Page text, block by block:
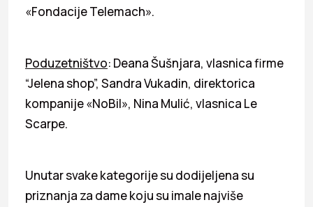
«Fondacije Telemach».
Poduzetništvo: Deana Šušnjara, vlasnica firme
“Jelena shop”, Sandra Vukadin, direktorica
kompanije «NoBil», Nina Mulić, vlasnica Le
Scarpe.
Unutar svake kategorije su dodijeljena su
priznanja za dame koju su imale najviše